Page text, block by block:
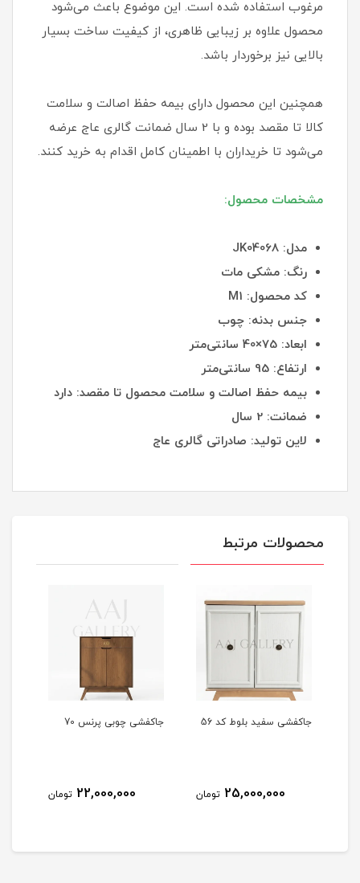
مرغوب استفاده شده است. این موضوع باعث می‌شود
محصول علاوه بر زیبایی ظاهری، از کیفیت ساخت بسیار
بالایی نیز برخوردار باشد.
همچنین این محصول دارای بیمه حفظ اصالت و سلامت
کالا تا مقصد بوده و با 2 سال ضمانت گالری عاج عرضه
می‌شود تا خریداران با اطمینان کامل اقدام به خرید کنند.
مشخصات محصول:
مدل: JK04068
رنگ: مشکی مات
کد محصول: M1
جنس بدنه: چوب
ابعاد: 75×40 سانتی‌متر
ارتفاع: 95 سانتی‌متر
بیمه حفظ اصالت و سلامت محصول تا مقصد: دارد
ضمانت: 2 سال
لاین تولید: صادراتی گالری عاج
محصولات مرتبط
جاکفشی سفید بلوط کد 56
25,000,000 تومان
جاکفشی چوبی پرنس 70
22,000,000 تومان